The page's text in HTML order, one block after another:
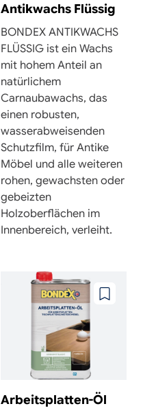
Antikwachs Flüssig
BONDEX ANTIKWACHS
FLÜSSIG ist ein Wachs
mit hohem Anteil an
natürlichem
Carnaubawachs, das
einen robusten,
wasserabweisenden
Schutzfilm, für Antike
Möbel und alle weiteren
rohen, gewachsten oder
gebeizten
Holzoberflächen im
Innenbereich, verleiht.
Zu
Arbeitsplatten-Öl